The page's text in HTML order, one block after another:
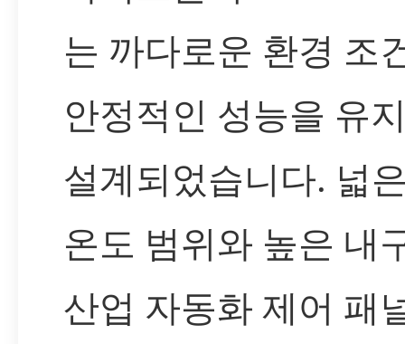
는 까다로운 환경 조
안정적인 성능을 유
설계되었습니다. 넓
온도 범위와 높은 내
산업 자동화 제어 패